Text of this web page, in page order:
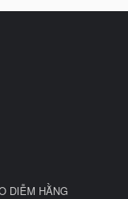
DIỄM HẰNG